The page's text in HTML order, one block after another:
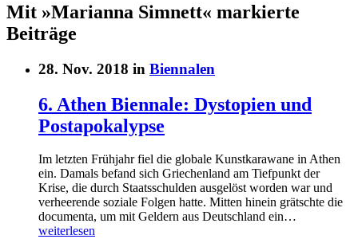
Mit »Marianna Simnett« markierte
Beiträge
28. Nov. 2018 in Biennalen
6. Athen Biennale: Dystopien und
Postapokalypse
Im letzten Frühjahr fiel die globale Kunstkarawane in Athen
ein. Damals befand sich Griechenland am Tiefpunkt der
Krise, die durch Staatsschulden ausgelöst worden war und
verheerende soziale Folgen hatte. Mitten hinein grätschte die
documenta, um mit Geldern aus Deutschland ein…
weiterlesen